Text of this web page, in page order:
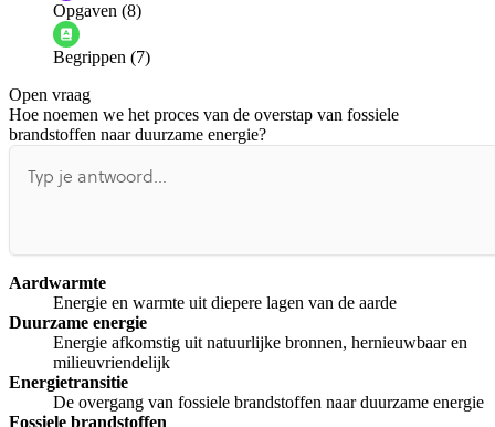
Informatie is onjuist
De docent is te langdradig
De uitleg gaat te langzaam
Afspelen werkte niet
Iets anders
Opgaven (8)
Begrippen (7)
Open vraag
Hoe noemen we het proces van de overstap van fossiele
brandstoffen naar duurzame energie?
Aardwarmte
Energie en warmte uit diepere lagen van de aarde
Duurzame energie
Energie afkomstig uit natuurlijke bronnen, hernieuwbaar en
milieuvriendelijk
Energietransitie
De overgang van fossiele brandstoffen naar duurzame energie
Fossiele brandstoffen